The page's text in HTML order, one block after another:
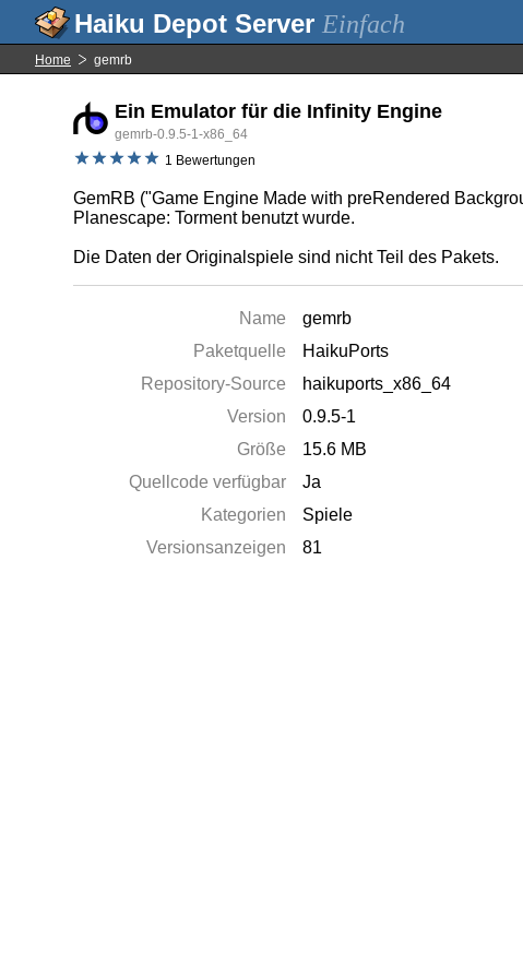
Einfach
Home gemrb
Ein Emulator für die Infinity Engine
gemrb-0.9.5-1-x86_64
1 Bewertungen
GemRB ("Game Engine Made with preRendered
Planescape: Torment benutzt wurde.
Die Daten der Originalspiele sind nicht Teil des Pakets.
Name
gemrb
Paketquelle
HaikuPorts
Repository-Source
haikuports_x86_64
Version
0.9.5-1
Größe
15.6 MB
Quellcode verfügbar
Ja
Kategorien
Spiele
Versionsanzeigen
81